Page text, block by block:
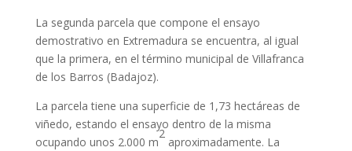
La segunda parcela que compone el ensayo
demostrativo en Extremadura se encuentra, al igual
que la primera, en el término municipal de Villafranca
de los Barros (Badajoz).
La parcela tiene una superficie de 1,73 hectáreas de
viñedo, estando el ensayo dentro de la misma
ocupando unos 2.000 m
2
aproximadamente. La